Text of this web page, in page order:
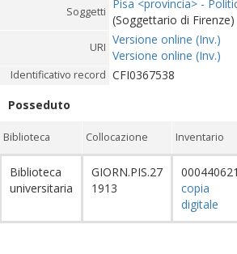
Soggetti
Pisa <provincia> -
(Soggettario di Firenze)
URI
Versione online (Inv.)
Versione online (Inv.)
Identificativo record CFI0367538
Posseduto
Biblioteca Collocazione Inventario
Biblioteca
universitaria
GIORN.PIS.27
1913
000440621
copia
digitale